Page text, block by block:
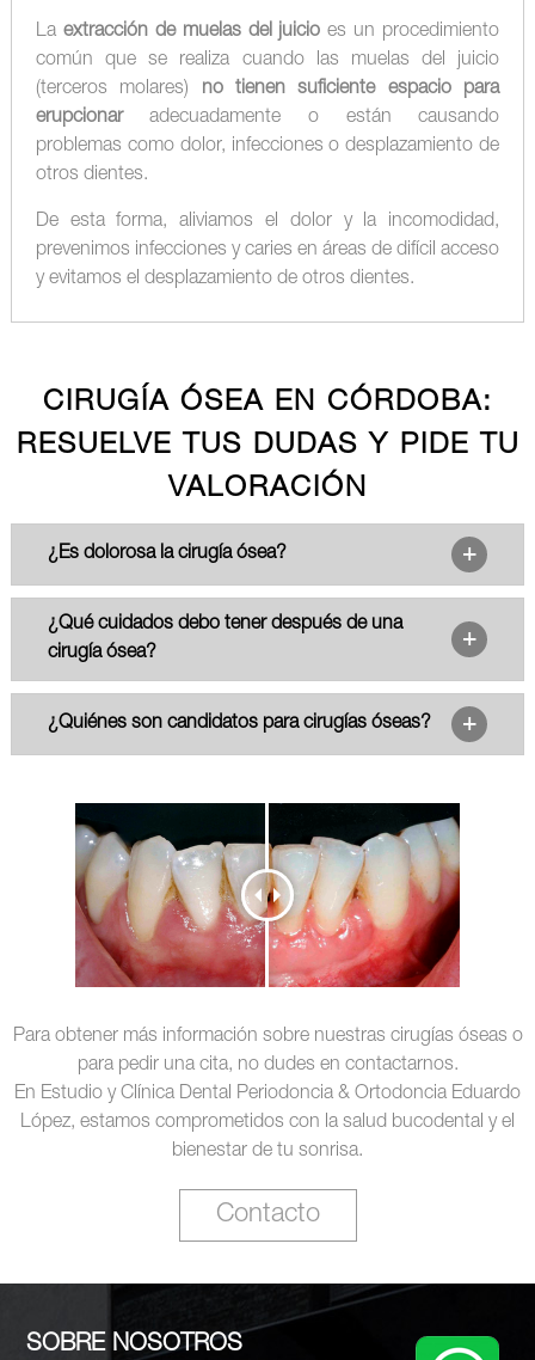
La extracción de muelas del juicioes un procedimiento
común que se realiza cuando las muelas del juicio
(terceros molares) no tienen suficiente espacio para
erupcionaradecuadamente o están causando
problemas como dolor, infecciones o desplazamiento de
otros dientes.
De esta forma, aliviamos el dolor y la incomodidad,
prevenimos infecciones y caries en áreas de difícil acceso
y evitamos el desplazamiento de otros dientes.
CIRUGÍA ÓSEA EN CÓRDOBA:
RESUELVE TUS DUDAS Y PIDE TU
VALORACIÓN
¿Es dolorosa la cirugía ósea?
¿Qué cuidados debo tener después de una
cirugía ósea?
¿Quiénes son candidatos para cirugías óseas?
Para obtener más información sobre nuestras cirugías óseas o
para pedir una cita, no dudes en contactarnos.
En Estudio y Clínica Dental Periodoncia & Ortodoncia Eduardo
López, estamos comprometidos con la salud bucodental y el
bienestar de tu sonrisa.
Contacto
SOBRE NOSOTROS